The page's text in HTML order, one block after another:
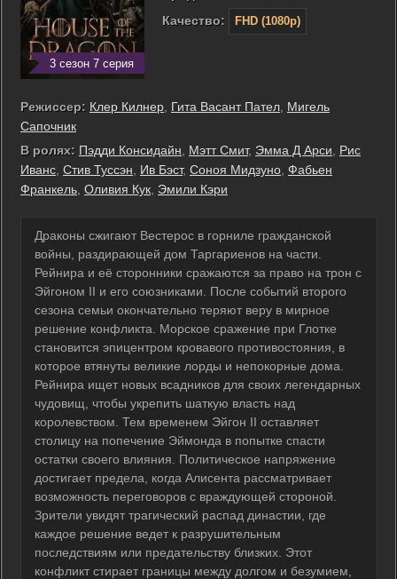
3 сезон 7 серия
Качество:
FHD (1080p)
Режиссер: Клер Килнер Гита Васант Пател Мигель
Сапочник
В ролях: Пэдди Консидайн Мэтт Смит, Эмма Д Арси
Рис
Иванс Стив Туссэн Ив Бэст, Соноя Мидзуно Фабьен
Франкель Оливия Кук Эмили Кэри
Драконы сжигают Вестерос в горниле гражданской
войны, раздирающей дом Таргариенов на части.
Рейнира и её сторонники сражаются за право на трон с
Эйгоном II и его союзниками. После событий второго
сезона семьи окончательно теряют веру в мирное
решение конфликта. Морское сражение при Глотке
становится эпицентром кровавого противостояния, в
которое втянуты великие лорды и непокорные дома.
Рейнира ищет новых всадников для своих легендарных
чудовищ, чтобы укрепить шаткую власть над
королевством. Тем временем Эйгон II оставляет
столицу на попечение Эймонда в попытке спасти
остатки своего влияния. Политическое напряжение
достигает предела, когда Алисента рассматривает
возможность переговоров с враждующей стороной.
Зрители увидят трагический распад династии, где
каждое решение ведет к разрушительным
последствиям или предательству близких. Этот
конфликт стирает границы между долгом и безумием,